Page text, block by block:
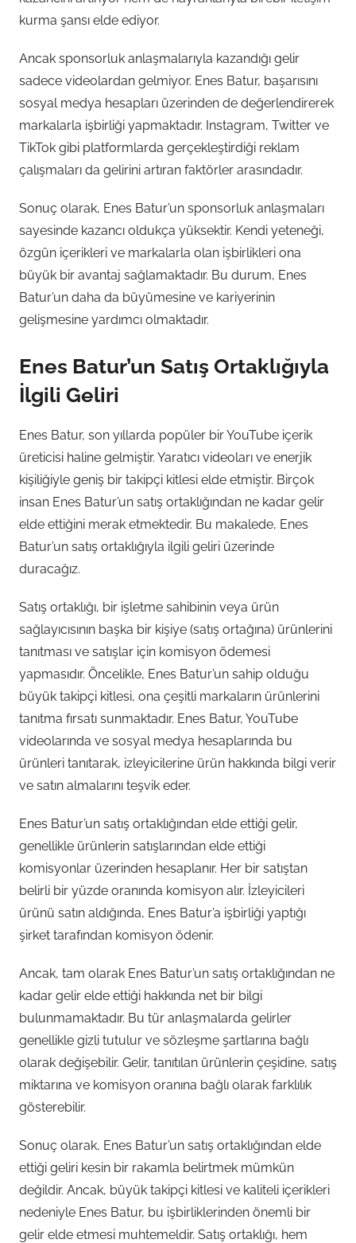
kurma şansı elde ediyor.
Ancak sponsorluk anlaşmalarıyla kazandığı gelir
sadece videolardan gelmiyor. Enes Batur, başarısını
sosyal medya hesapları üzerinden de değerlendirerek
markalarla işbirliği yapmaktadır. Instagram, Twitter ve
TikTok gibi platformlarda gerçekleştirdiği reklam
çalışmaları da gelirini artıran faktörler arasındadır.
Sonuç olarak, Enes Batur’un sponsorluk anlaşmaları
sayesinde kazancı oldukça yüksektir. Kendi yeteneği,
özgün içerikleri ve markalarla olan işbirlikleri ona
büyük bir avantaj sağlamaktadır. Bu durum, Enes
Batur’un daha da büyümesine ve kariyerinin
gelişmesine yardımcı olmaktadır.
Enes Batur’un Satış Ortaklığıyla
İlgili Geliri
Enes Batur, son yıllarda popüler bir YouTube içerik
üreticisi haline gelmiştir. Yaratıcı videoları ve enerjik
kişiliğiyle geniş bir takipçi kitlesi elde etmiştir. Birçok
insan Enes Batur’un satış ortaklığından ne kadar gelir
elde ettiğini merak etmektedir. Bu makalede, Enes
Batur’un satış ortaklığıyla ilgili geliri üzerinde
duracağız.
Satış ortaklığı, bir işletme sahibinin veya ürün
sağlayıcısının başka bir kişiye (satış ortağına) ürünlerini
tanıtması ve satışlar için komisyon ödemesi
yapmasıdır. Öncelikle, Enes Batur’un sahip olduğu
büyük takipçi kitlesi, ona çeşitli markaların ürünlerini
tanıtma fırsatı sunmaktadır. Enes Batur, YouTube
videolarında ve sosyal medya hesaplarında bu
ürünleri tanıtarak, izleyicilerine ürün hakkında bilgi verir
ve satın almalarını teşvik eder.
Enes Batur’un satış ortaklığından elde ettiği gelir,
genellikle ürünlerin satışlarından elde ettiği
komisyonlar üzerinden hesaplanır. Her bir satıştan
belirli bir yüzde oranında komisyon alır. İzleyicileri
ürünü satın aldığında, Enes Batur’a işbirliği yaptığı
şirket tarafından komisyon ödenir.
Ancak, tam olarak Enes Batur’un satış ortaklığından ne
kadar gelir elde ettiği hakkında net bir bilgi
bulunmamaktadır. Bu tür anlaşmalarda gelirler
genellikle gizli tutulur ve sözleşme şartlarına bağlı
olarak değişebilir. Gelir, tanıtılan ürünlerin çeşidine, satış
miktarına ve komisyon oranına bağlı olarak farklılık
gösterebilir.
Sonuç olarak, Enes Batur’un satış ortaklığından elde
ettiği geliri kesin bir rakamla belirtmek mümkün
değildir. Ancak, büyük takipçi kitlesi ve kaliteli içerikleri
nedeniyle Enes Batur, bu işbirliklerinden önemli bir
gelir elde etmesi muhtemeldir. Satış ortaklığı, hem